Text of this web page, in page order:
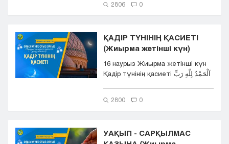
2806 0
ҚАДІР ТҮНІНІҢ ҚАСИЕТІ
(Жиырма жетінші күн)
16 наурыз Жиырма жетінші күн
Қадір түнінің қасиеті اَلْحَمْدُ لِلّٰهِ رَبِّ
2800 0
УАҚЫП - САРҚЫЛМАС